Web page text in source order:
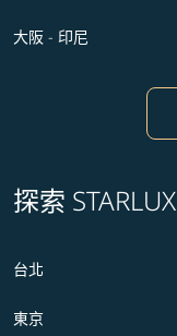
大阪 - 印尼
探索
台北
東京